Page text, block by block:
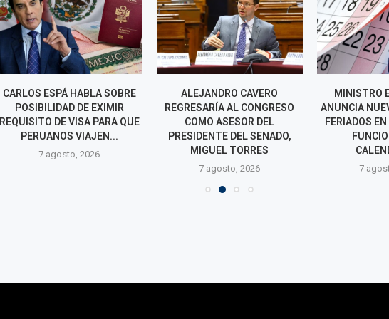
CARLOS ESPÁ HABLA SOBRE
POSIBILIDAD DE EXIMIR
REQUISITO DE VISA PARA QUE
PERUANOS VIAJEN...
7 agosto, 2026
ALEJANDRO CAVERO
REGRESARÍA AL CONGRESO
COMO ASESOR DEL
PRESIDENTE DEL SENADO,
MIGUEL TORRES
7 agosto, 2026
MINISTRO
ANUNCIA
FERIADOS
7